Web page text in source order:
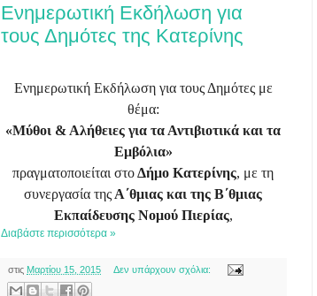
Ενημερωτική Εκδήλωση για
τους Δημότες της Κατερίνης
Ενημερωτική Εκδήλωση για τους Δημότες με
θέμα:
«Μύθοι & Αλήθειες για τα Αντιβιοτικά και τα
Εμβόλια»
πραγματοποιείται στοΔήμο Κατερίνης, με τη
συνεργασία της Α΄θμιας και της Β΄θμιας
Εκπαίδευσης Νομού Πιερίας,
Διαβάστε περισσότερα »
στις Μαρτίου 15, 2015 Δεν υπάρχουν σχόλια: